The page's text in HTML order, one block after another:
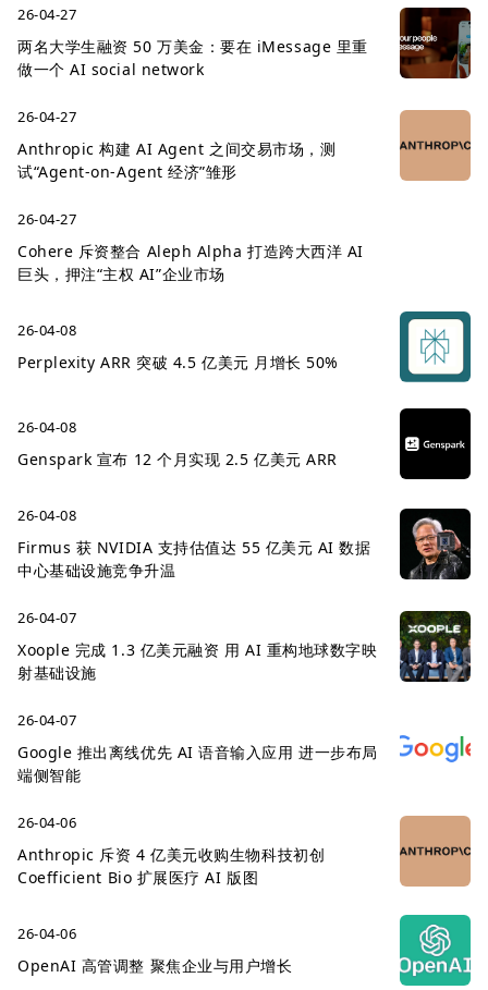
26-04-27
两名大学生融资 50 万美金：要在 iMessage 里重
做一个 AI social network
26-04-27
Anthropic 构建 AI Agent 之间交易市场，测
试“Agent-on-Agent 经济”雏形
26-04-27
Cohere 斥资整合 Aleph Alpha 打造跨大西洋 AI
巨头，押注“主权 AI”企业市场
26-04-08
Perplexity ARR 突破 4.5 亿美元 月增长 50%
26-04-08
Genspark 宣布 12 个月实现 2.5 亿美元 ARR
26-04-08
Firmus 获 NVIDIA 支持估值达 55 亿美元 AI 数据
中心基础设施竞争升温
26-04-07
Xoople 完成 1.3 亿美元融资 用 AI 重构地球数字映
射基础设施
26-04-07
Google 推出离线优先 AI 语音输入应用 进一步布局
端侧智能
26-04-06
Anthropic 斥资 4 亿美元收购生物科技初创
Coefficient Bio 扩展医疗 AI 版图
26-04-06
OpenAI 高管调整 聚焦企业与用户增长